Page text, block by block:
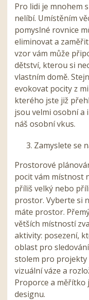
Pro lidi je mnohem
nelíbí. Umístěním
pomyslné rovnice
eliminovat a
vzor vám může
dětství, kterou si
vlastním domě.
evokovat pocity z
kterého jste již
jsou velmi osobní a
náš osobní vkus.
Zamyslete se
Prostorové
pocit vám místnost
příliš velký nebo
prostor. Vyberte si
máte prostor.
větších místností
aktivity: posezení,
oblast pro
stolem pro projekty
vizuální váze a
Proporce a měřítko
designu.